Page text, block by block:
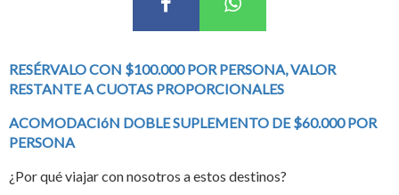
RESÉRVALO CON $100.000 POR PERSONA, VALOR
RESTANTE A CUOTAS PROPORCIONALES
ACOMODACIóN DOBLE SUPLEMENTO DE $60.000 POR
PERSONA
¿Por qué viajar con nosotros a estos destinos?